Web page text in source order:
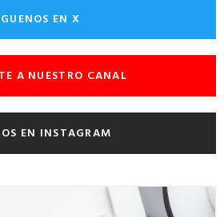
EN X
A NUESTRO CANAL
EN INSTAGRAM